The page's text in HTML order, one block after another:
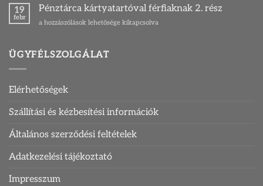
pénztárca
kártyatartó
19
febr
Pénztárca kártyatartóval férfiaknak 2. rész
Pénztárca
2.
a hozzászólások lehetősége kikapcsolva
ÜGYFÉLSZOLGÁLAT
Elérhetőségek
Szállítási és kézbesítési információk
Általános szerződési feltételek
Adatkezelési tájékoztató
Impresszum